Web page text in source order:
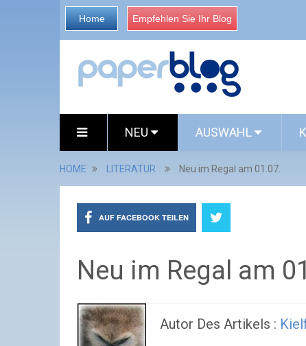
Home Empfehlen Sie Ihr Blog
NEU AUSWAHL
HOME LITERATUR Neu im Regal am 01.07.
AUF FACEBOOK TEILEN
Neu im Regal am
Autor Des Artikels :